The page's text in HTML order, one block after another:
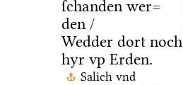
ſchanden wer=
den /
Wedder dort noch
hyr vp Erden.
Salich vnd